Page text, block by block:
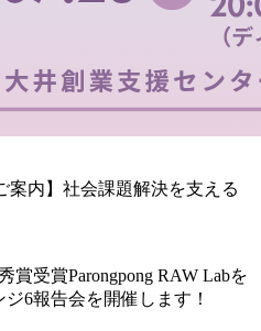
案内】社会課題解決を支える